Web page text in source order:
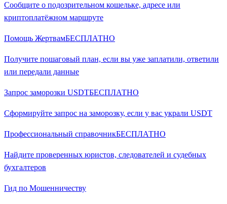
Сообщите о подозрительном кошельке, адресе или
криптоплатёжном маршруте
Помощь ЖертвамБЕСПЛАТНО
Получите пошаговый план, если вы уже заплатили, ответили
или передали данные
Запрос заморозки USDTБЕСПЛАТНО
Сформируйте запрос на заморозку, если у вас украли USDT
Профессиональный справочникБЕСПЛАТНО
Найдите проверенных юристов, следователей и судебных
бухгалтеров
Гид по Мошенничеству